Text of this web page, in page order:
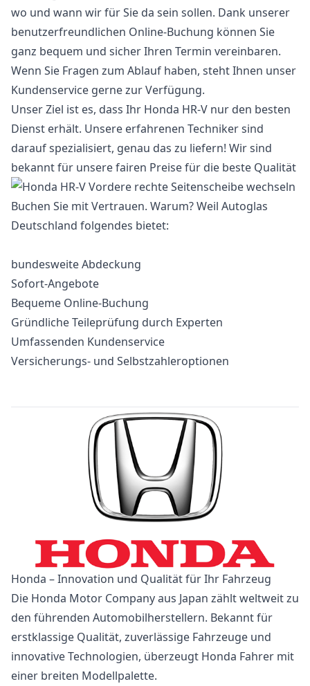
wo und wann wir für Sie da sein sollen. Dank unserer
benutzerfreundlichen Online-Buchung können Sie
ganz bequem und sicher Ihren Termin vereinbaren.
Wenn Sie Fragen zum Ablauf haben, steht Ihnen unser
Kundenservice gerne zur Verfügung.
Unser Ziel ist es, dass Ihr Honda HR-V nur den besten
Dienst erhält. Unsere erfahrenen Techniker sind
darauf spezialisiert, genau das zu liefern! Wir sind
bekannt für unsere fairen Preise für die beste Qualität
Buchen Sie mit Vertrauen. Warum? Weil Autoglas
Deutschland folgendes bietet:
bundesweite Abdeckung
Sofort-Angebote
Bequeme Online-Buchung
Gründliche Teileprüfung durch Experten
Umfassenden Kundenservice
Versicherungs- und Selbstzahleroptionen
Honda – Innovation und Qualität für Ihr Fahrzeug
Die Honda Motor Company aus Japan zählt weltweit zu
den führenden Automobilherstellern. Bekannt für
erstklassige Qualität, zuverlässige Fahrzeuge und
innovative Technologien, überzeugt Honda Fahrer mit
einer breiten Modellpalette.